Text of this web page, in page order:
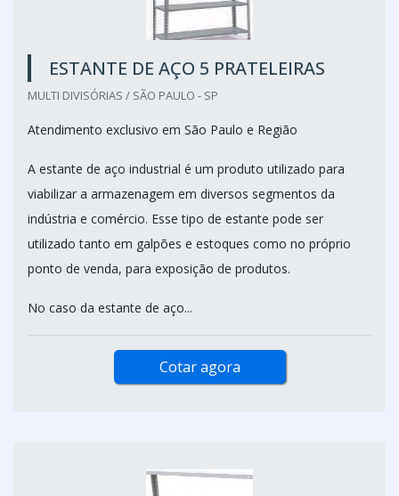
ESTANTE DE AÇO 5 PRATELEIRAS
MULTI DIVISÓRIAS / SÃO PAULO - SP
Atendimento exclusivo em São Paulo e Região
A estante de aço industrial é um produto utilizado para
viabilizar a armazenagem em diversos segmentos da
indústria e comércio. Esse tipo de estante pode ser
utilizado tanto em galpões e estoques como no próprio
ponto de venda, para exposição de produtos.
No caso da estante de aço...
Cotar agora